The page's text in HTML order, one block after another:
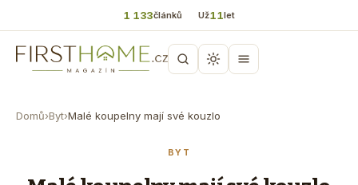
1 133článků Už11let
Domů›Byt›Malé koupelny mají své kouzlo
BYT